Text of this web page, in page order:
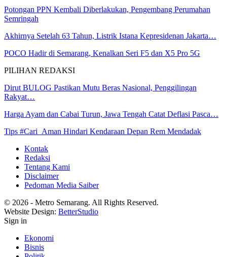
Potongan PPN Kembali Diberlakukan, Pengembang Perumahan
Semringah
Akhirnya Setelah 63 Tahun, Listrik Istana Kepresidenan Jakarta…
POCO Hadir di Semarang, Kenalkan Seri F5 dan X5 Pro 5G
PILIHAN REDAKSI
Dirut BULOG Pastikan Mutu Beras Nasional, Penggilingan
Rakyat…
Harga Ayam dan Cabai Turun, Jawa Tengah Catat Deflasi Pasca…
Tips #Cari_Aman Hindari Kendaraan Depan Rem Mendadak
Kontak
Redaksi
Tentang Kami
Disclaimer
Pedoman Media Saiber
© 2026 - Metro Semarang. All Rights Reserved.
Website Design: BetterStudio
Sign in
Ekonomi
Bisnis